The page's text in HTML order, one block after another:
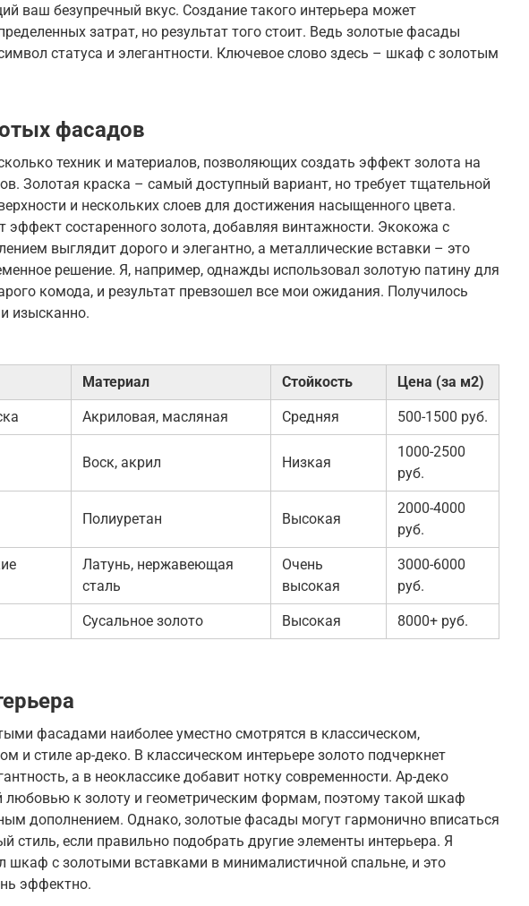
ваш безупречный вкус. Создание такого интерьера может
затрат, но результат того стоит. Ведь золотые фасады
статуса и элегантности. Ключевое слово здесь – шкаф с золотым
фасадов
техник и материалов, позволяющих создать эффект золота на
Золотая краска – самый доступный вариант, но требует тщательной
и нескольких слоев для достижения насыщенного цвета.
эффект состаренного золота, добавляя винтажности. Экокожа с
выглядит дорого и элегантно, а металлические вставки – это
решение. Я, например, однажды использовал золотую патину для
комода, и результат превзошел все мои ожидания. Получилось
изысканно.
Материал Стойкость Цена (за м2)
Акриловая, масляная Средняя 500-1500 руб.
Воск, акрил Низкая
1000-2500
руб.
Полиуретан Высокая
2000-4000
руб.
Латунь, нержавеющая
сталь
Очень
высокая
3000-6000
руб.
Сусальное золото Высокая 8000+ руб.
фасадами наиболее уместно смотрятся в классическом,
и стиле ар-деко. В классическом интерьере золото подчеркнет
а в неоклассике добавит нотку современности. Ар-деко
любовью к золоту и геометрическим формам, поэтому такой шкаф
дополнением. Однако, золотые фасады могут гармонично вписаться
стиль, если правильно подобрать другие элементы интерьера. Я
шкаф с золотыми вставками в минималистичной спальне, и это
эффектно.